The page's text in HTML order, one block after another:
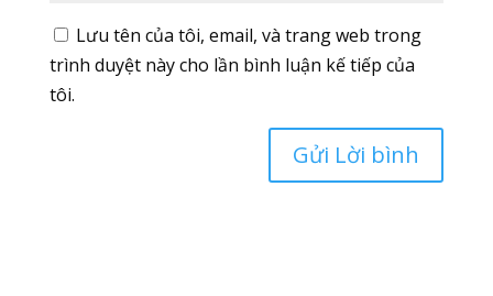
Lưu tên của tôi, email, và trang web trong
trình duyệt này cho lần bình luận kế tiếp của
tôi.